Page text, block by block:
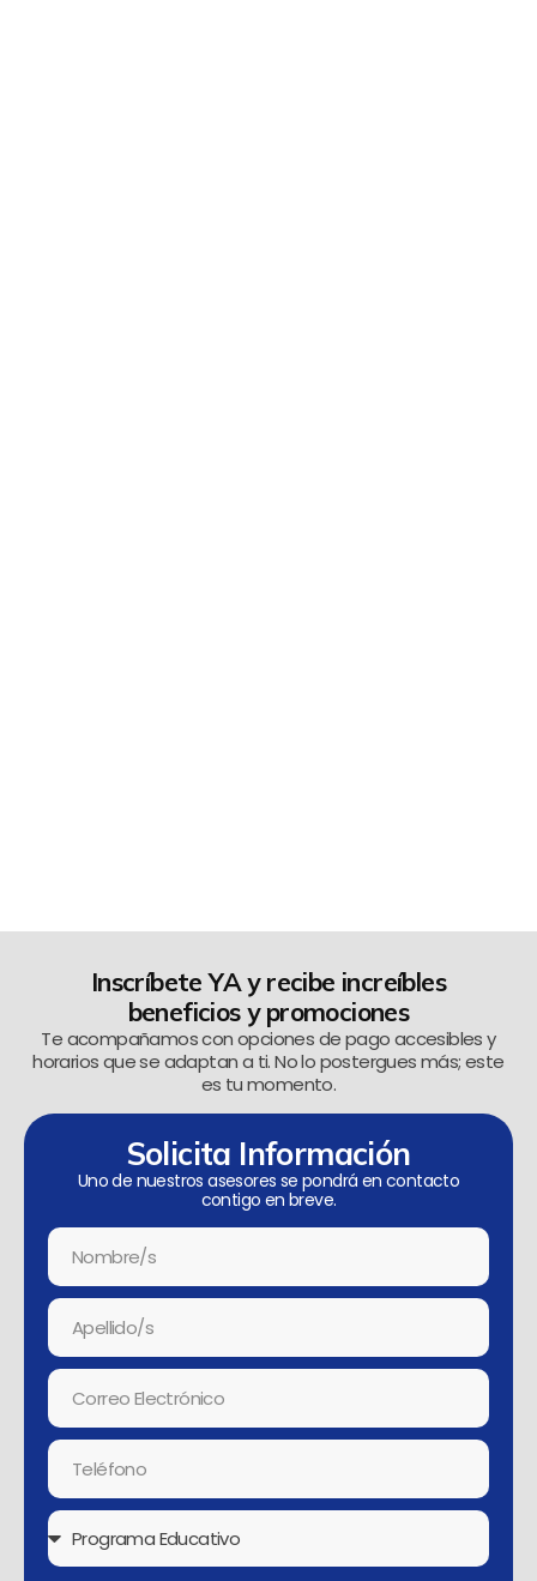
Inscríbete YA y recibe increíbles
beneficios y promociones
Te acompañamos con opciones de pago accesibles y
horarios que se adaptan a ti. No lo postergues más; este
es tu momento.
Solicita Información
Uno de nuestros asesores se pondrá en contacto
contigo en breve.